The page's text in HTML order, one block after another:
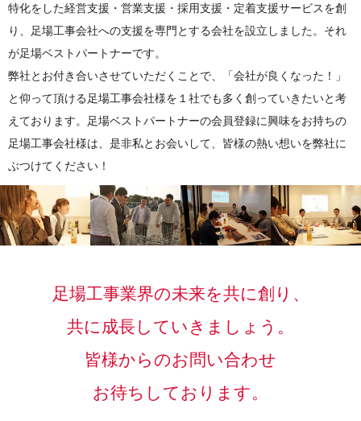
特化をした経営支援・営業支援・採用支援・定着支援サービスを創
り、足場工事会社への支援を専門とする会社を設立しました。それ
が足場ベストパートナーです。
弊社とお付き合いさせていただくことで、「会社が良くなった！」
と仰って頂ける足場工事会社様を１社でも多く創っていきたいと考
えております。足場ベストパートナーの会員登録に興味をお持ちの
足場工事会社様は、是非私とお会いして、皆様の熱い想いを弊社に
ぶつけてください！
足場工事業界の未来を共に創り、
共に成長していきましょう。
皆様からのお問い合わせ
お待ちしております。